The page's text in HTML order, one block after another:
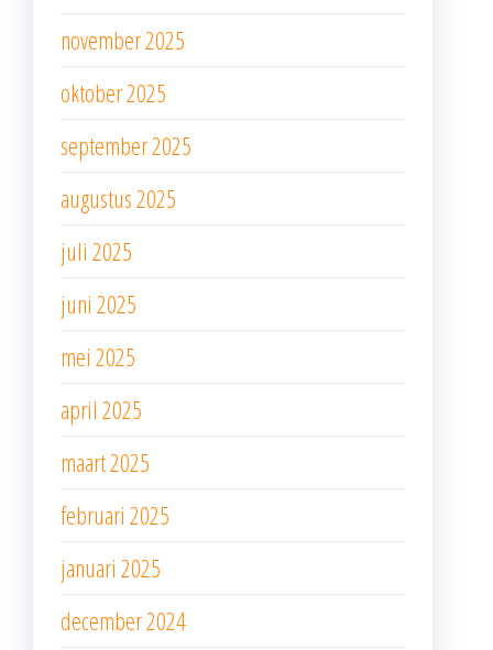
november 2025
oktober 2025
september 2025
augustus 2025
juli 2025
juni 2025
mei 2025
april 2025
maart 2025
februari 2025
januari 2025
december 2024